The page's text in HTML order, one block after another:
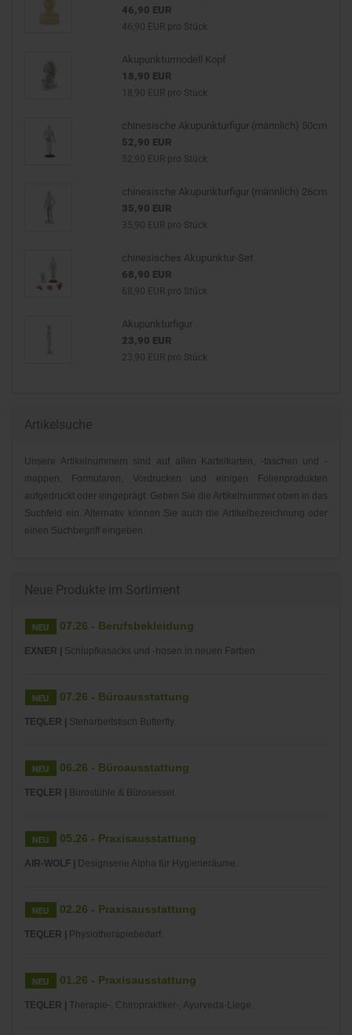
46,90 EUR
46,90 EUR pro Stück
Akupunkturmodell Kopf
18,90 EUR
18,90 EUR pro Stück
chinesische Akupunkturfigur (männlich) 50cm
52,90 EUR
52,90 EUR pro Stück
chinesische Akupunkturfigur (männlich) 26cm
35,90 EUR
35,90 EUR pro Stück
chinesisches Akupunktur-Set
68,90 EUR
68,90 EUR pro Stück
Akupunkturfigur
23,90 EUR
23,90 EUR pro Stück
Artikelsuche
Unsere Artikelnummern sind auf allen Karteikarten, -taschen und -
mappen, Formularen, Vordrucken und einigen Folienprodukten
aufgedruckt oder eingeprägt. Geben Sie die Artikelnummer oben in das
Suchfeld ein. Alternativ können Sie auch die Artikelbezeichnung oder
einen Suchbegriff eingeben.
Neue Produkte im Sortiment
07.26 - Berufsbekleidung
EXNER | Schlupfkasacks und -hosen in neuen Farben.
07.26 - Büroausstattung
TEQLER | Steharbeitstisch Butterfly.
06.26 - Büroausstattung
TEQLER | Bürostühle & Bürosessel.
05.26 - Praxisausstattung
AIR-WOLF | Designserie Alpha für Hygieneräume.
02.26 - Praxisausstattung
TEQLER | Physiotherapiebedarf.
01.26 - Praxisausstattung
TEQLER | Therapie-, Chiropraktiker-, Ayurveda-Liege.